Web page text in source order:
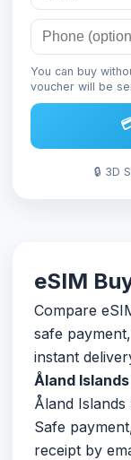
You can buy
voucher will be
🔒 3D
eSIM
Compare
safe
instant
Åland
Åland
Safe
receipt by